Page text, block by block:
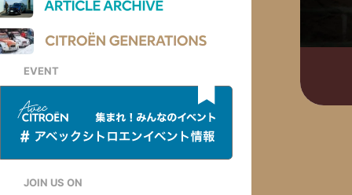
EVENT
JOIN US ON